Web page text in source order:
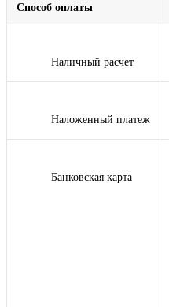
Способ оплаты
Наличный расчет
Наложенный платеж
Банковская карта